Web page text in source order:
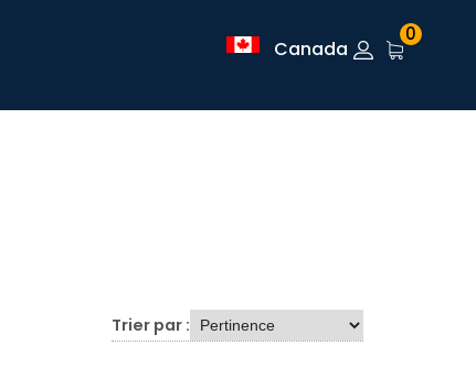
Canada
0
Trier par :